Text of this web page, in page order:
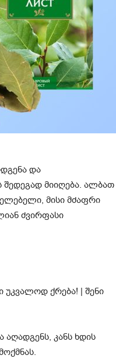
და
მიიღება. ალბათ
მისი მძაფრი
ძვირფასი
აღადგენს, კანს ხდის